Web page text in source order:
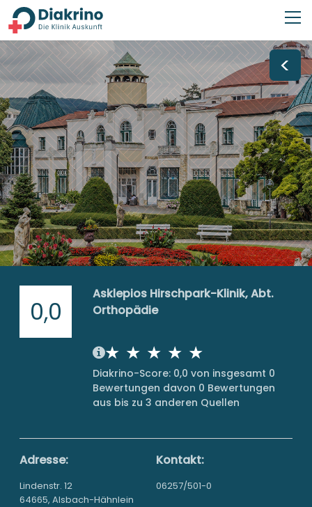
<
0,0
Asklepios Hirschpark-Klinik, Abt.
Orthopädie
Diakrino-Score: 0,0 von insgesamt 0
Bewertungen davon 0 Bewertungen
aus bis zu 3 anderen Quellen
Adresse:
Lindenstr. 12
64665, Alsbach-Hähnlein
Kontakt:
06257/501-0